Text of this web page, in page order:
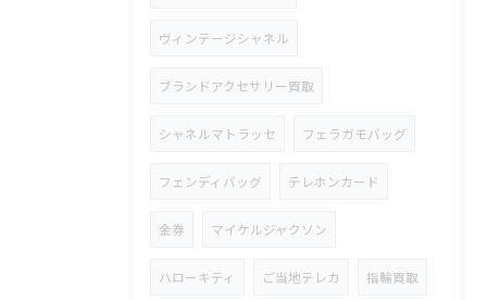
ヴィンテージシャネル
ブランドアクセサリー買取
シャネルマトラッセ フェラガモバッグ
フェンディバッグ テレホンカード
金券 マイケルジャクソン
ハローキティ ご当地テレカ 指輪買取